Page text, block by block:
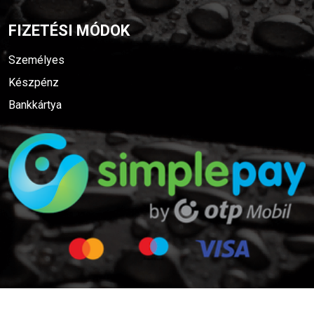
FIZETÉSI MÓDOK
Személyes
Készpénz
Bankkártya